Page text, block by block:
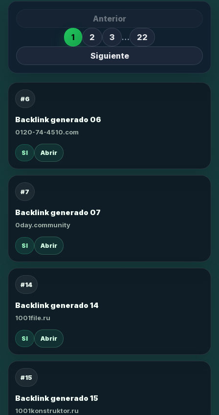
Anterior
1
2 3 …
22
Siguiente
#6
Backlink generado 06
0120-74-4510.com
SI Abrir
#7
Backlink generado 07
0day.community
SI Abrir
#14
Backlink generado 14
1001file.ru
SI Abrir
#15
Backlink generado 15
1001konstruktor.ru